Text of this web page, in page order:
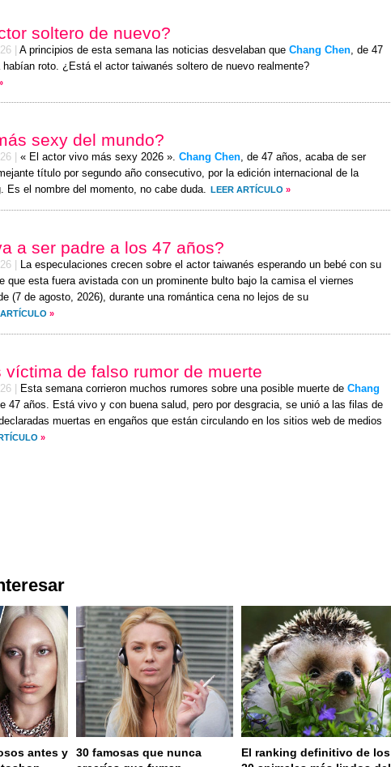
soltero de nuevo?
A principios de esta semana las noticias desvelaban que Chang Chen, de 47
roto. ¿Está el actor taiwanés soltero de nuevo realmente?
sexy del mundo?
« El actor vivo más sexy 2026 ». Chang Chen, de 47 años, acaba de ser
título por segundo año consecutivo, por la edición internacional de la
Es el nombre del momento, no cabe duda. LEER ARTÍCULO »
a ser padre a los 47 años?
La especulaciones crecen sobre el actor taiwanés esperando un bebé con su
que esta fuera avistada con un prominente bulto bajo la camisa el viernes
(7 de agosto, 2026), durante una romántica cena no lejos de su
»
víctima de falso rumor de muerte
Esta semana corrieron muchos rumores sobre una posible muerte de Chang
47 años. Está vivo y con buena salud, pero por desgracia, se unió a las filas de
muertas en engaños que están circulando en los sitios web de medios
»
antes y
30 famosas que nunca
El ranking definitivo de los